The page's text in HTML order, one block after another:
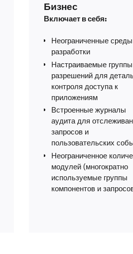
Бизнес
Включает в себя:
Неограниченные среды
разработки
Настраиваемые группы
разрешений для
контроля доступа к
приложениям
Встроенные журналы
аудита для
запросов и
пользовательских
Неограниченное
модулей (многократно
используемые группы
компонентов и